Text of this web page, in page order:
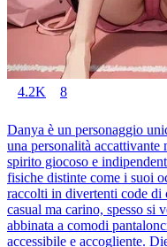
4.2K 8
Danya è un personaggio
una personalità
spirito giocoso e
fisiche distinte come i suoi
raccolti in divertenti code di
casual ma carino, spesso si
abbinata a comodi
accessibile e accogliente.